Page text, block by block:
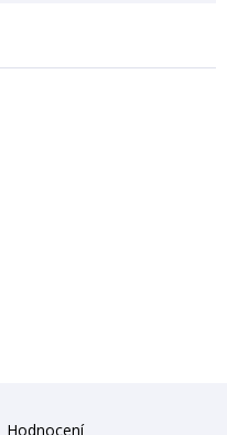
Hodnocení